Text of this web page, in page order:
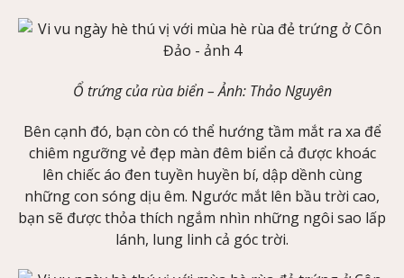
Ổ trứng của rùa biển –Ảnh: Thảo Nguyên
Bên cạnh đó, bạn còn có thể hướng tầm mắt ra xa để
chiêm ngưỡng vẻ đẹp màn đêm biển cả được khoác
lên chiếc áo đen tuyền huyền bí, dập dềnh cùng
những con sóng dịu êm. Ngước mắt lên bầu trời cao,
bạn sẽ được thỏa thích ngắm nhìn những ngôi sao lấp
lánh, lung linh cả góc trời.